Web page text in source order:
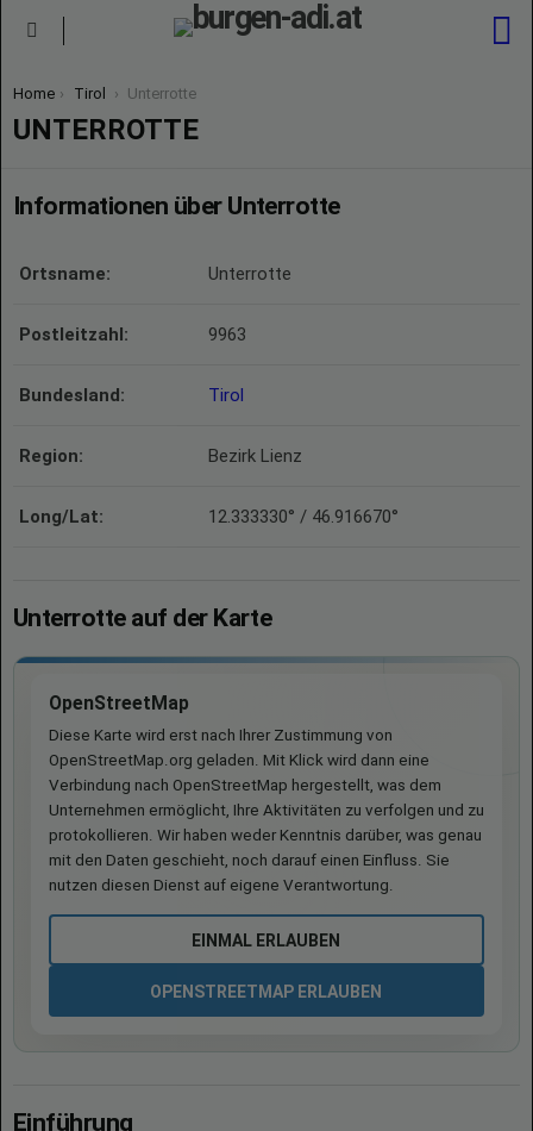
You are here:
Home Tirol Unterrotte
UNTERROTTE
Informationen über Unterrotte
Ortsname: Unterrotte
Postleitzahl: 9963
Bundesland: Tirol
Region: Bezirk Lienz
Long/Lat: 12.333330° / 46.916670°
Unterrotte auf der Karte
OpenStreetMap
Diese Karte wird erst nach Ihrer Zustimmung von
OpenStreetMap.org geladen. Mit Klick wird dann eine
Verbindung nach OpenStreetMap hergestellt, was dem
Unternehmen ermöglicht, Ihre Aktivitäten zu verfolgen und zu
protokollieren. Wir haben weder Kenntnis darüber, was genau
mit den Daten geschieht, noch darauf einen Einfluss. Sie
nutzen diesen Dienst auf eigene Verantwortung.
EINMAL ERLAUBEN
OPENSTREETMAP ERLAUBEN
Einführung